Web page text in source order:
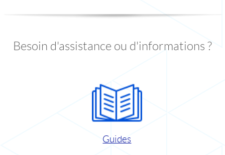
Besoin d'assistance ou d'informations ?
Guides